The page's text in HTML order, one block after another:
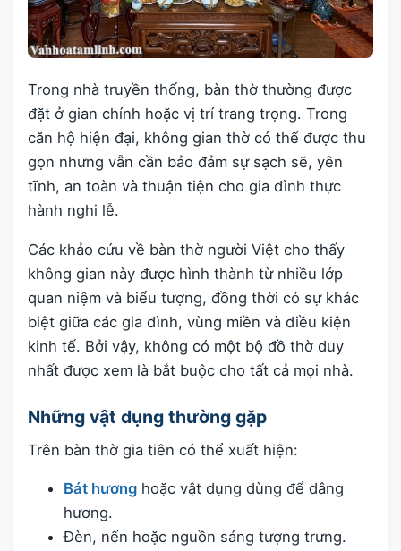
Trong nhà truyền thống, bàn thờ thường được
đặt ở gian chính hoặc vị trí trang trọng. Trong
căn hộ hiện đại, không gian thờ có thể được thu
gọn nhưng vẫn cần bảo đảm sự sạch sẽ, yên
tĩnh, an toàn và thuận tiện cho gia đình thực
hành nghi lễ.
Các khảo cứu về bàn thờ người Việt cho thấy
không gian này được hình thành từ nhiều lớp
quan niệm và biểu tượng, đồng thời có sự khác
biệt giữa các gia đình, vùng miền và điều kiện
kinh tế. Bởi vậy, không có một bộ đồ thờ duy
nhất được xem là bắt buộc cho tất cả mọi nhà.
Những vật dụng thường gặp
Trên bàn thờ gia tiên có thể xuất hiện:
Bát hương hoặc vật dụng dùng để dâng
hương.
Đèn, nến hoặc nguồn sáng tượng trưng.